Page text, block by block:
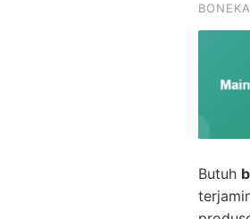
Butuh